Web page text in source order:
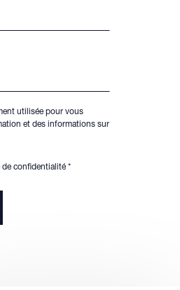
utilisée pour vous
et des informations sur
confidentialité *